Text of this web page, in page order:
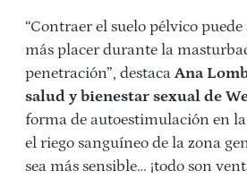
“Contraer el suelo pélvico
más placer durante la
penetración”, destaca Ana
salud y bienestar sexual de
forma de autoestimulación en
el riego sanguíneo de la zona
sea más sensible… ¡todo son